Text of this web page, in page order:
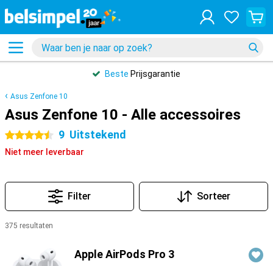
Beste Prijsgarantie
Asus Zenfone 10
Asus Zenfone 10 - Alle accessoires
4.5 sterren 9 Uitstekend
Niet meer leverbaar
Filter Sorteer
375 resultaten
Apple AirPods Pro 3